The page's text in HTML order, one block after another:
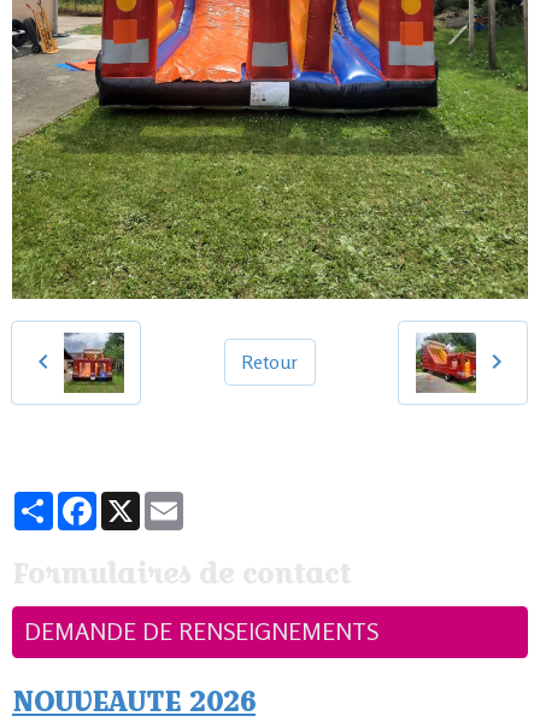
Retour
PartagerFacebook
X
Formulaires de contact
DEMANDE DE RENSEIGNEMENTS
NOUVEAUTE 2026